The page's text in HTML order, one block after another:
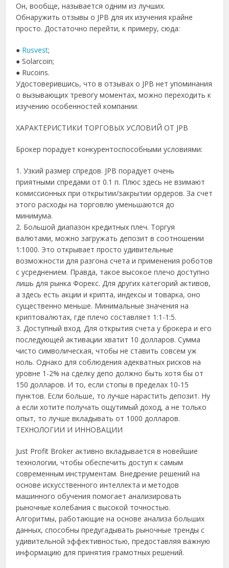
Он, вообще, называется одним из лучших.
Обнаружить отзывы о JPB для их изучения крайне
просто. Достаточно перейти, к примеру, сюда:
● Rusvest;
●Solarcoin;
● Rucoins.
Удостоверившись, что в отзывах о JPB нет упоминания
о вызывающих тревогу моментах, можно переходить к
изучению особенностей компании.
ХАРАКТЕРИСТИКИ ТОРГОВЫХ УСЛОВИЙ ОТ JPB
Брокер порадует конкурентоспособными условиями:
1.Узкий размер спредов. JPB порадует очень
приятными спредами от 0.1 п. Плюс здесь не взимают
комиссионных при открытии/закрытии ордеров. За счет
этого расходы на торговлю уменьшаются до
минимума.
2. Большой диапазон кредитных плеч. Торгуя
валютами, можно загружать депозит в соотношении
1:1000. Это открывает просто удивительные
возможности для разгона счета и применения роботов
с усреднением. Правда, такое высокое плечо доступно
лишь для рынка Форекс. Для других категорий активов,
а здесь есть акции и крипта, индексы и товарка, оно
существенно меньше. Минимальные значения на
криптовалютах, где плечо составляет 1:1-1:5.
3. Доступный вход. Для открытия счета у брокера и его
последующей активации хватит 10 долларов. Сумма
чисто символическая, чтобы не ставить совсем уж
ноль. Однако для соблюдения адекватных рисков на
уровне 1-2% на сделку депо должно быть хотя бы от
150 долларов. И то, если стопы в пределах 10-15
пунктов. Если больше, то лучше нарастить депозит. Ну
а если хотите получать ощутимый доход, а не только
опыт, то лучше вкладывать от 1000 долларов.
ТЕХНОЛОГИИ И ИННОВАЦИИ
Just Profit Broker активно вкладывается в новейшие
технологии, чтобы обеспечить доступ к самым
современным инструментам. Внедрение решений на
основе искусственного интеллекта и методов
машинного обучения помогает анализировать
рыночные колебания с высокой точностью.
Алгоритмы, работающие на основе анализа больших
данных, способны предугадывать рыночные тренды с
удивительной эффективностью, предоставляя важную
информацию для принятия грамотных решений.